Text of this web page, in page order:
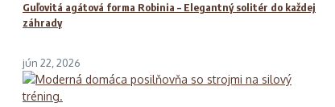
Guľovitá agátová forma Robinia – Elegantný solitér do každej
záhrady
jún 22, 2026